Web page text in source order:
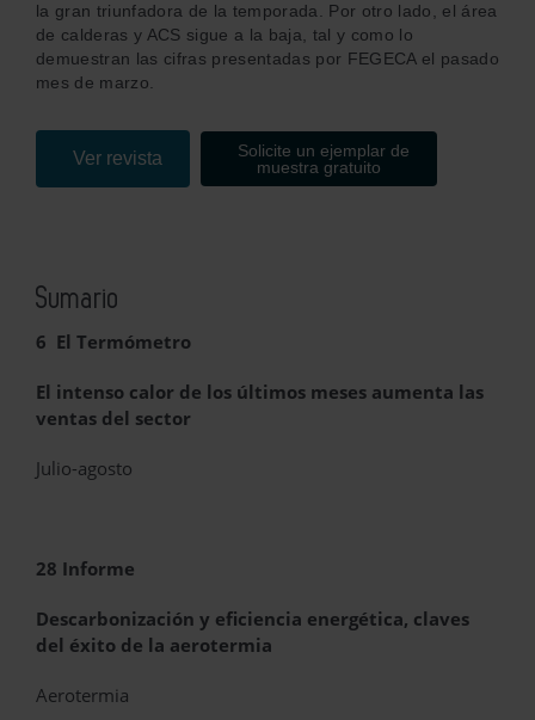
la gran triunfadora de la temporada. Por otro lado, el área
de calderas y ACS sigue a la baja, tal y como lo
demuestran las cifras presentadas por FEGECA el pasado
mes de marzo.
Ver revista
Solicite un ejemplar de
muestra gratuito
Sumario
6 El Termómetro
El intenso calor de los últimos meses aumenta las
ventas del sector
Julio-agosto
28 Informe
Descarbonización y eficiencia energética, claves
del éxito de la aerotermia
Aerotermia